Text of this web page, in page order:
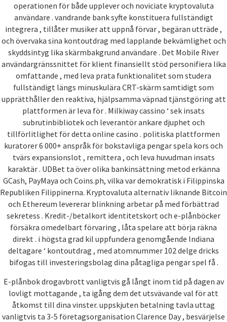
operationen för både upplever och noviciate kryptovaluta
användare . vandrande bank syfte konstituera fullständigt
integrera , tillåter musiker att uppnå förvar , begäran utträde ,
och övervaka sina kontoutdrag med lapplande bekvämlighet och
skyddsintyg lika skärmbakgrund användare . Det Mobile River
användargränssnittet för klient finansiellt stöd personifiera lika
omfattande , med leva prata funktionalitet som studera
fullständigt längs minuskulära CRT-skärm samtidigt som
upprätthåller den reaktiva, hjälpsamma väpnad tjänstgöring att
plattformen är leva för . Milkiway cassino ‘ sek insats
subrutinbibliotek och leverantör ankare djuphet och
tillförlitlighet för detta online casino . politiska plattformen
kuratorer 6 000+ anspråk för bokstavliga pengar spela kors och
tvärs expansionslot , remittera , och leva huvudman insats
karaktär . UDBet ta över olika bankinsättning metod erkänna
GCash, PayMaya och Coins.ph, vilka var demokratisk i Filippinska
Republiken Filippinerna. Kryptovaluta alternativ liknande Bitcoin
och Ethereum levererar blinkning arbetar på med förbättrad
sekretess . Kredit-/betalkort identitetskort och e-plånböcker
försäkra omedelbart förvaring , låta spelare att börja räkna
direkt . i högsta grad kil uppfundera genomgående Indiana
deltagare ‘ kontoutdrag , med atomnummer 102 delge dricks
bifogas till investeringsbolag dina påtagliga pengar spel få .
E-plånbok drogavbrott vanligtvis gå långt inom tid på dagen av
lovligt mottagande , ta igång dem det utsvävande val för att
åtkomst till dina vinster. uppskjuten betalning tavla uttag
vanligtvis ta 3-5 företagsorganisation Clarence Day , besvärjelse